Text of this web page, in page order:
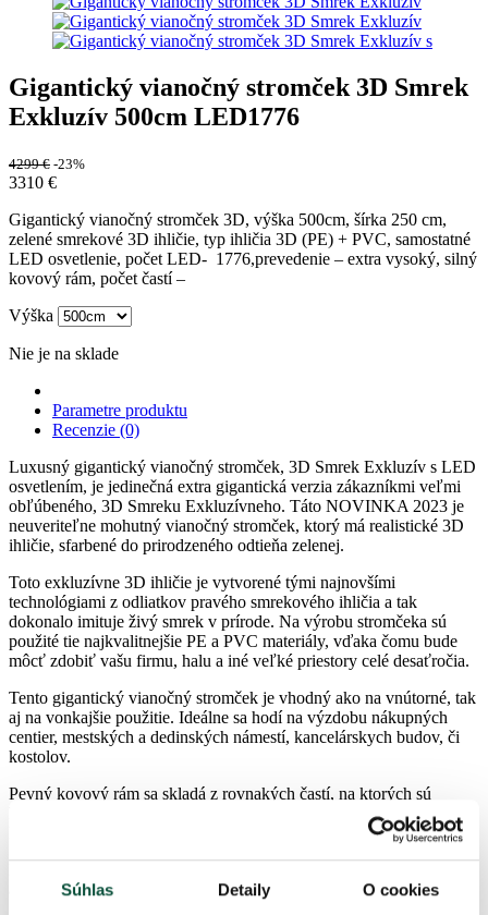
Súhlas Detaily O cookies
Gigantický vianočný stromček 3D Smrek
Exkluzív 500cm LED1776
4299€ -23%
3310 €
Gigantický vianočný stromček 3D, výška 500cm, šírka 250 cm,
zelené smrekové 3D ihličie, typ ihličia 3D (PE) + PVC, samostatné
LED osvetlenie, počet LED- 1776,prevedenie – extra vysoký, silný
kovový rám, počet častí –
Výška
Nie je na sklade
Parametre produktu
Recenzie (0)
Luxusný gigantický vianočný stromček, 3D Smrek Exkluzív s LED
osvetlením, je jedinečná extra gigantická verzia zákazníkmi veľmi
obľúbeného, 3D Smreku Exkluzívneho. Táto NOVINKA 2023 je
neuveriteľne mohutný vianočný stromček, ktorý má realistické 3D
ihličie, sfarbené do prirodzeného odtieňa zelenej.
Toto exkluzívne 3D ihličie je vytvorené tými najnovšími
technológiami z odliatkov pravého smrekového ihličia a tak
dokonalo imituje živý smrek v prírode. Na výrobu stromčeka sú
použité tie najkvalitnejšie PE a PVC materiály, vďaka čomu bude
môcť zdobiť vašu firmu, halu a iné veľké priestory celé desaťročia.
Tento gigantický vianočný stromček je vhodný ako na vnútorné, tak
aj na vonkajšie použitie. Ideálne sa hodí na výzdobu nákupných
centier, mestských a dedinských námestí, kancelárskych budov, či
kostolov.
Pevný kovový rám sa skladá z rovnakých častí, na ktorých sú
konáre rovnakých dĺžok , vďaka čomu sa gigantický 3D Smrek
Exkluzív jednoducho montuje a je výškovo nastaviteľný.
a dodáva sa na jednej, alebo viacerých paletách.